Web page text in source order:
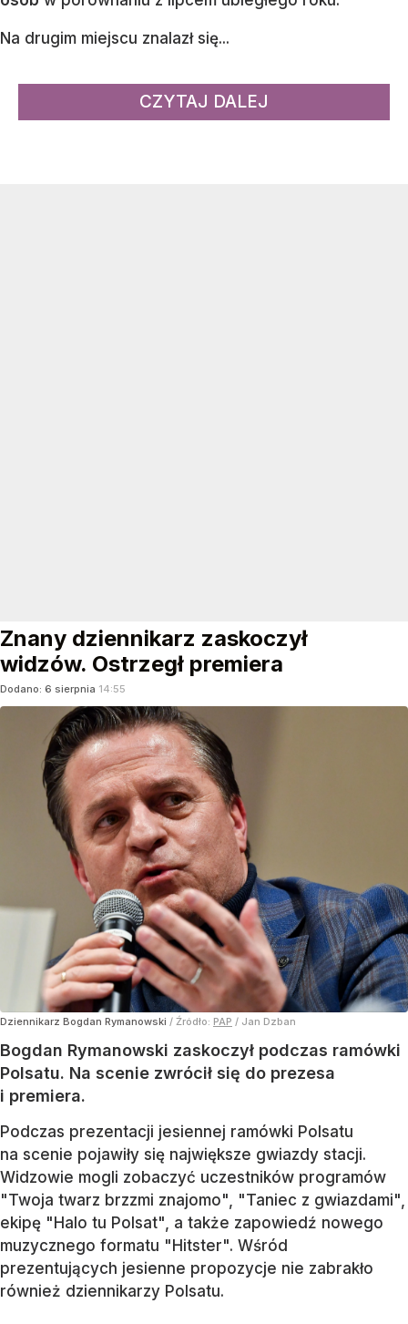
Na drugim miejscu znalazł się...
CZYTAJ DALEJ
Znany dziennikarz zaskoczył
widzów. Ostrzegł premiera
Dodano: 6 sierpnia 14:55
Dziennikarz Bogdan Rymanowski / Źródło: PAP / Jan Dzban
Bogdan Rymanowski zaskoczył podczas ramówki
Polsatu. Na scenie zwrócił się do prezesa
i premiera.
Podczas prezentacji jesiennej ramówki Polsatu
na scenie pojawiły się największe gwiazdy stacji.
Widzowie mogli zobaczyć uczestników programów
"Twoja twarz brzzmi znajomo", "Taniec z gwiazdami",
ekipę "Halo tu Polsat", a także zapowiedź nowego
muzycznego formatu "Hitster". Wśród
prezentujących jesienne propozycje nie zabrakło
również dziennikarzy Polsatu.